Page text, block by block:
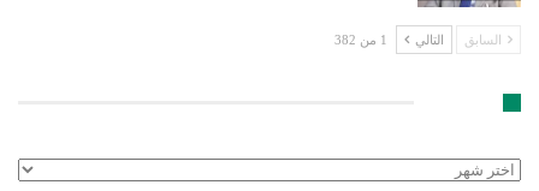
السابق التالي 1 من 382
الأرشيف